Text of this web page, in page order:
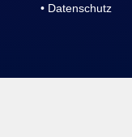
• Datenschutz